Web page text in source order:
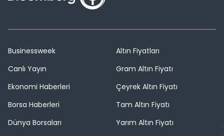
Businessweek
Canlı Yayın
Ekonomi Haberleri
Borsa Haberleri
Dünya Borsaları
Altın Fiyatları
Gram Altın Fiyatı
Çeyrek Altın Fiyatı
Tam Altın Fiyatı
Yarım Altın Fiyatı